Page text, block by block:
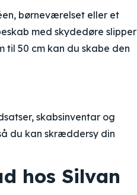
børneværelset eller et
med skydedøre slipper
50 cm kan du skabe den
skabsinventar og
du kan skræddersy din
hos Silvan